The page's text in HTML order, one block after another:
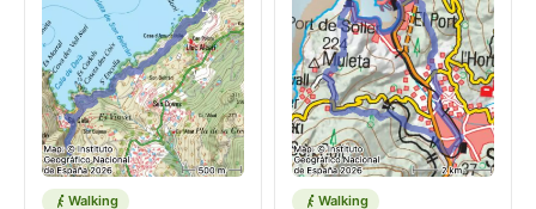
Walking Walking